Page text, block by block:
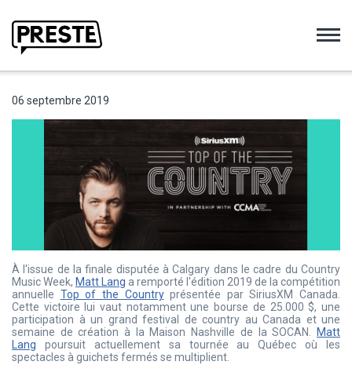
06 septembre 2019
À l'issue de la finale disputée à Calgary dans le cadre du Country
Music Week, Matt Lang a remporté l'édition 2019 de la compétition
annuelle Top of the Countryprésentée par SiriusXM Canada.
Cette victoire lui vaut notamment une bourse de 25.000 $, une
participation à un grand festival de country au Canada et une
semaine de création à la Maison Nashville de la SOCAN.
Matt
Lang poursuit actuellement sa tournée au Québec où les
spectacles à guichets fermés se multiplient.